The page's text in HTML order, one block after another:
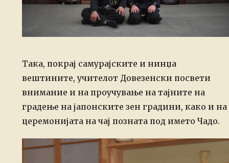
Така, покрај самурајските и нинџа
вештините, учителот Довезенски посвети
внимание и на проучување на тајните на
градење на јапонските зен градини, како и на
церемонијата на чај позната под името Чадо.